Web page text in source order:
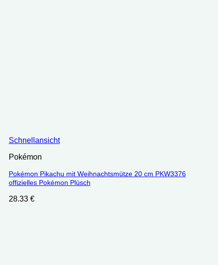
Schnellansicht
Pokémon
Pokémon Pikachu mit Weihnachtsmütze 20 cm PKW3376
offizielles Pokémon Plüsch
28.33 €